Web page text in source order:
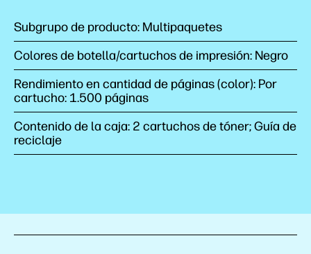
Subgrupo de producto: Multipaquetes
Colores de botella/cartuchos de impresión: Negro
Rendimiento en cantidad de páginas (color): Por
cartucho: 1.500 páginas
Contenido de la caja: 2 cartuchos de tóner; Guía de
reciclaje